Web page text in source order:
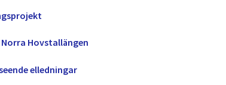
Hovstallängen
elledningar